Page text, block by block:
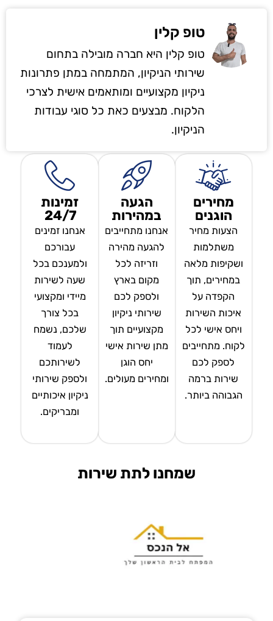
טופ קלין
טופ קלין היא חברה מובילה בתחום
שירותי הניקיון, המתמחה במתן פתרונות
ניקיון מקצועיים ומותאמים אישית לצרכי
הלקוח. מבצעים כאת כל סוגי עבודות
הניקיון.
מחירים
הוגנים
הצעות מחיר
משתלמות
ושקיפות מלאה
במחירים, תוך
הקפדה על
איכות השירות
ויחס אישי לכל
לקוח. מתחייבים
לספק לכם
שירות ברמה
הגבוהה ביותר.
הגעה
במהירות
אנחנו מתחייבים
להגעה מהירה
וזריזה לכל
מקום בארץ
ולספק לכם
שירותי ניקיון
מקצועיים תוך
מתן שירות אישי
יחס הוגן
ומחירים מעולים.
זמינות
24/7
אנחנו זמינים
עבורכם
ולמענכם בכל
שעה לשירות
מיידי ומקצועי
בכל צורך
שלכם, נשמח
לעמוד
לשירותכם
ולספק שירותי
ניקיון איכותיים
ומבריקים.
שמחנו לתת שירות